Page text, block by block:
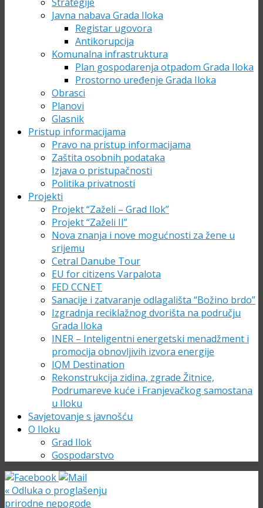
Javna nabava Grada Iloka
Registar ugovora
Antikorupcija
Komunalna infrastruktura
Plan gospodarenja otpadom Grada Iloka
Prostorno uređenje Grada Iloka
Obrasci
Planovi
Glasnik
Pristup informacijama
Pravo na pristup informacijama
Zaštita osobnih podataka
Izjava o pristupačnosti
Politika privatnosti
Projekti
Projekt “Zaželi – Grad Ilok”
Projekt “Zaželi II”
Nova znanja i nove mogućnosti za žene u
srijemu
Cetral Danube Tour
EU for citizens Varpalota
FED CCNET
Sanacije i zatvaranje odlagališta “Božino brdo”
Izgradnja reciklažnog dvorišta na području
Grada Iloka
INER – Inteligentni energetski menadžment i
promocija obnovljivih izvora energije
IQM Destination
Rekonstrukcija zidina, zgrade Žitnice,
Podrumareve kuće i Franjevačkog samostana
u Iloku
Savjetovanje s javnošću
O Iloku
Grad Ilok
Gospodarstvo
«Odluka o proglašenju
prirodne nepogode